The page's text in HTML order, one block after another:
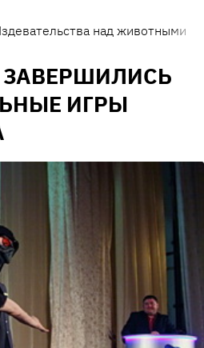
над животными
ЗАВЕРШИЛИСЬ
ИГРЫ